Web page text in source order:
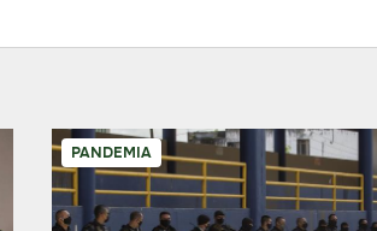
PANDEMIA